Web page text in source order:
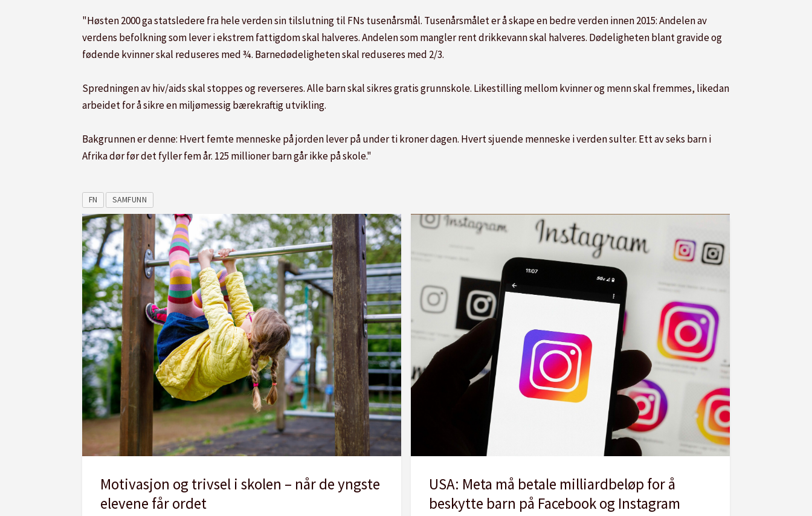
"Høsten 2000 ga statsledere fra hele verden sin tilslutning til FNs tusenårsmål. Tusenårsmålet er å skape en bedre verden innen 2015: Andelen av
verdens befolkning som lever i ekstrem fattigdom skal halveres. Andelen som mangler rent drikkevann skal halveres. Dødeligheten blant gravide og
fødende kvinner skal reduseres med ¾. Barnedødeligheten skal reduseres med 2/3.
Spredningen av hiv/aids skal stoppes og reverseres. Alle barn skal sikres gratis grunnskole. Likestilling mellom kvinner og menn skal fremmes, likedan
arbeidet for å sikre en miljømessig bærekraftig utvikling.
Bakgrunnen er denne: Hvert femte menneske på jorden lever på under ti kroner dagen. Hvert sjuende menneske i verden sulter. Ett av seks barn i
Afrika dør før det fyller fem år. 125 millioner barn går ikke på skole."
FN SAMFUNN
Motivasjon og trivsel i skolen – når de yngste
elevene får ordet
USA: Meta må betale milliardbeløp for å
beskytte barn på Facebook og Instagram